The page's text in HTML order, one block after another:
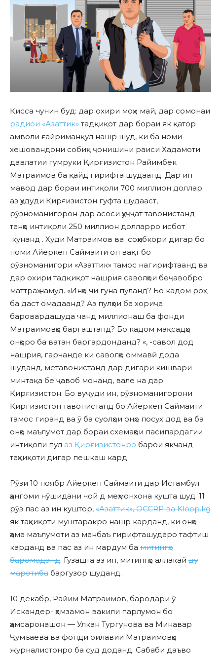
Қисса чунин буд: дар охири моҳи май, дар сомонаи
радиои «Азаттик» тадқиқот дар бораи як қатор
амволи ғайриманқул нашр шуд, ки ба номи
хешовандони собиқ ҷонишини раиси Хадамоти
давлатии гумруки Қирғизистон Райимбек
Матраимов ба қайд гирифта шудаанд. Дар ин
мавод дар бораи интиқоли 700 миллион доллар
аз ҳудуди Қирғизистон гуфта шудааст,
рӯзноманигорон дар асоси ҳуҷҷат тавонистанд
танҳо интиқоли 250 миллион долларро исбот
кунанд . Худи Матраимов ва соҳибкори дигар бо
номи Айеркен Саймаити он вақт бо
рӯзноманигори «Азаттик» тамос нагирифтаанд ва
дар охири тадқиқот нашрия саволҳои беҷавобро
маттраҳ намуд. «Инҳо чи гуна пуланд? Бо кадом роҳ
ба даст омадаанд? Аз пулҳои ба хориҷа
баровардашуда чанд миллионаш ба фонди
Матраимовҳо баргаштанд? Бо кадом мақсадҳо
онҳоро ба ватан баргардонданд? «, -савол дод
нашрия, гарчанде ки саволҳо оммавӣ дода
шуданд, метавонистанд дар дигари кишвари
минтақа бе ҷавоб монанд, вале на дар
Қирғизистон. Бо вуҷуди ин, рӯзноманигорони
Қирғизистон тавонистанд бо Айеркен Саймаити
тамос гиранд ва ӯ ба суолҳои онҳо посух дод ва ба
онҳо маълумот дар бораи схемаҳои пасипардагии
интиқоли пул аз Қирғизистонро барои якчанд
таҳқиқоти дигар пешкаш кард.
Рӯзи 10 ноябр Айеркен Саймаити дар Истамбул
ҳангоми нӯшидани чой д меҳмонхона кушта шуд. 11
рӯз пас аз ин куштор, «Азаттик», OCCRP ва Kloop.kg
як таҳқиқоти муштаракро нашр карданд, ки онҳо
ҳама маълумоти аз манбаъ гирифташударо тафтиш
карданд ва пас аз ин мардум ба митингҳо
баромаданд. Гузашта аз ин, митингҳо аллакай ду
маротиба баргузор шуданд.
10 декабр, Райим Матраимов, бародари ӯ
Искандер- ҳамзамон вакили парлумон бо
ҳамсаронашон — Улкан Тургунова ва Минавар
Ҷумъаева ва фонди оилавии Матраимовҳо
журналистонро ба суд доданд. Сабаби даъво